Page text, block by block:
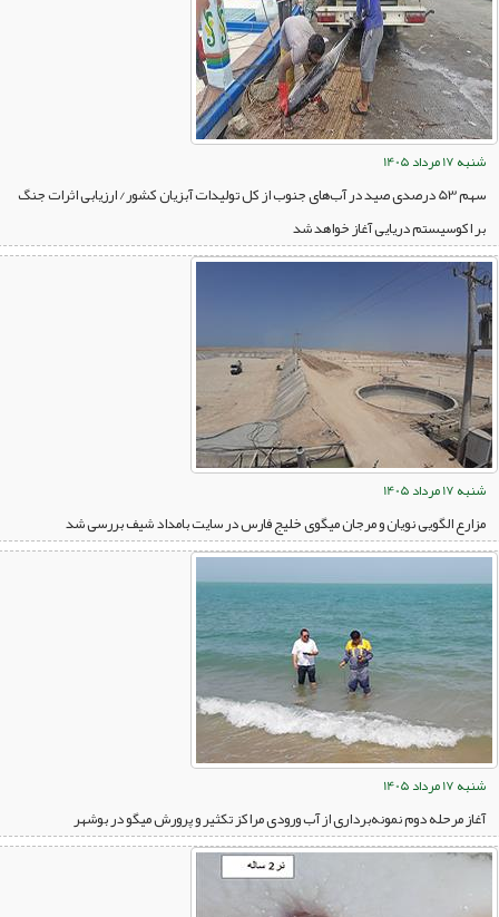
شنبه 17 مرداد 1405
سهم 53 درصدی صید در آب‌های جنوب از کل تولیدات آبزیان کشور/ ارزیابی اثرات جنگ
بر اکوسیستم دریایی آغاز خواهد شد
شنبه 17 مرداد 1405
مزارع الگویی نویان و مرجان میگوی خلیج فارس در سایت بامداد شیف بررسی شد
شنبه 17 مرداد 1405
آغاز مرحله دوم نمونه‌برداری از آب ورودی مراکز تکثیر و پرورش میگو در بوشهر